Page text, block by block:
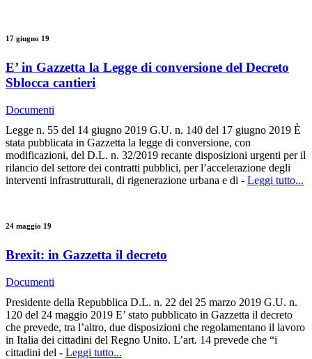
17 giugno 19
E’ in Gazzetta la Legge di conversione del Decreto
Sblocca cantieri
Documenti
Legge n. 55 del 14 giugno 2019 G.U. n. 140 del 17 giugno 2019 È
stata pubblicata in Gazzetta la legge di conversione, con
modificazioni, del D.L. n. 32/2019 recante disposizioni urgenti per il
rilancio del settore dei contratti pubblici, per l’accelerazione degli
interventi infrastrutturali, di rigenerazione urbana e di - Leggi tutto...
24 maggio 19
Brexit: in Gazzetta il decreto
Documenti
Presidente della Repubblica D.L. n. 22 del 25 marzo 2019 G.U. n.
120 del 24 maggio 2019 E’ stato pubblicato in Gazzetta il decreto
che prevede, tra l’altro, due disposizioni che regolamentano il lavoro
in Italia dei cittadini del Regno Unito. L’art. 14 prevede che “i
cittadini del - Leggi tutto...